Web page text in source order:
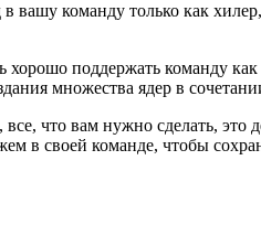
вашу команду только как
поддержать команду как
множества ядер в
что вам нужно сделать,
в своей команде, чтобы